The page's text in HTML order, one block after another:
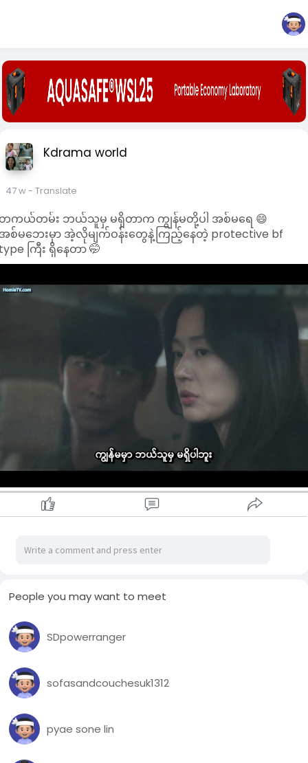
Kdrama world
47 w- Translate
ကယ်တမ်း ဘယ်သူမှ မရှိတာက ကျွန်မတို့ပါ အစ်မရေ 😄
စ်မဘေးမှာ အဲ့လိုမျက်ဝန်းတွေနဲ့ကြည့်နေတဲ့ protective bf
ကြီး ရှိနေတာ 🤭
People you may want to meet
SDpowerranger
sofasandcouchesuk1312
pyae sone lin